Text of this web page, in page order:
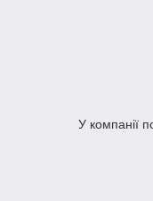
У компанії